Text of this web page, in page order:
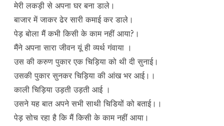
मेरी लकड़ी से अपना घर बना डाले।
बाजार में जाकर ढेर सारी कमाई कर डाले।
पेड़ बोला मैं कभी किसी के काम नहीं आया?।
मैंने अपना सारा जीवन यूं ही व्यर्थ गंवाया ।
उस की करुण पुकार एक चिड़िया को थी दी सुनाई।
उसकी पुकार सुनकर चिड़िया की आंख भर आई।।
काली चिड़िया उड़ती उड़ती आई ।
उसने यह बात अपने सभी साथी चिडियों को बताई।।
पेड़ सोच रहा है कि मैं किसी के काम नहीं आया।